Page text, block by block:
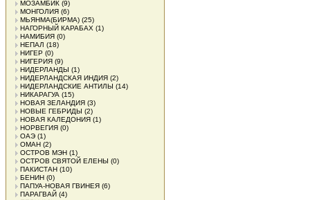
МОЗАМБИК (9)
МОНГОЛИЯ (6)
МЬЯНМА(БИРМА) (25)
НАГОРНЫЙ КАРАБАХ (1)
НАМИБИЯ (0)
НЕПАЛ (18)
НИГЕР (0)
НИГЕРИЯ (9)
НИДЕРЛАНДЫ (1)
НИДЕРЛАНДСКАЯ ИНДИЯ (2)
НИДЕРЛАНДСКИЕ АНТИЛЫ (14)
НИКАРАГУА (15)
НОВАЯ ЗЕЛАНДИЯ (3)
НОВЫЕ ГЕБРИДЫ (2)
НОВАЯ КАЛЕДОНИЯ (1)
НОРВЕГИЯ (0)
ОАЭ (1)
ОМАН (2)
ОСТРОВ МЭН (1)
ОСТРОВ СВЯТОЙ ЕЛЕНЫ (0)
ПАКИСТАН (10)
БЕНИН (0)
ПАПУА-НОВАЯ ГВИНЕЯ (6)
ПАРАГВАЙ (4)